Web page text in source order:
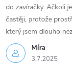
Míra
3.7.2025
do zavíračky. Ačkoli
častěji, protože
který jsem dlouho